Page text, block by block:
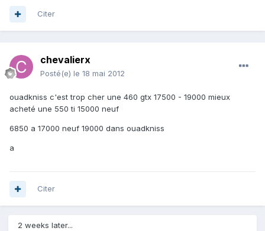
Citer
chevalierx
Posté(e) le 18 mai 2012
ouadkniss c'est trop cher une 460 gtx 17500 - 19000 mieux
acheté une 550 ti 15000 neuf
6850 a 17000 neuf 19000 dans ouadkniss
a
Citer
2 weeks later...